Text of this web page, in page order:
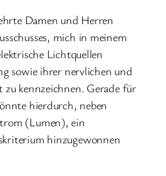
Damen und Herren
mich in meinem
Lichtquellen
sowie ihrer nervlichen und
kennzeichnen. Gerade für
hierdurch, neben
(Lumen), ein
hinzugewonnen